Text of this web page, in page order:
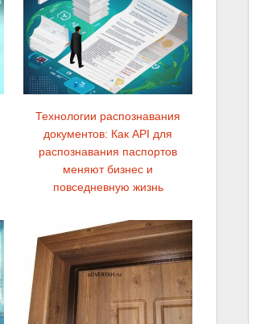
Технологии распознавания
документов: Как API для
распознавания паспортов
меняют бизнес и
повседневную жизнь